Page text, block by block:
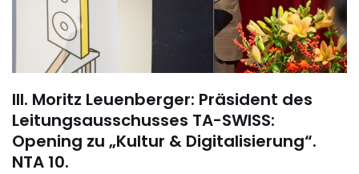
III. Moritz Leuenberger: Präsident des
Leitungsausschusses TA-SWISS:
Opening zu „Kultur & Digitalisierung“.
NTA 10.